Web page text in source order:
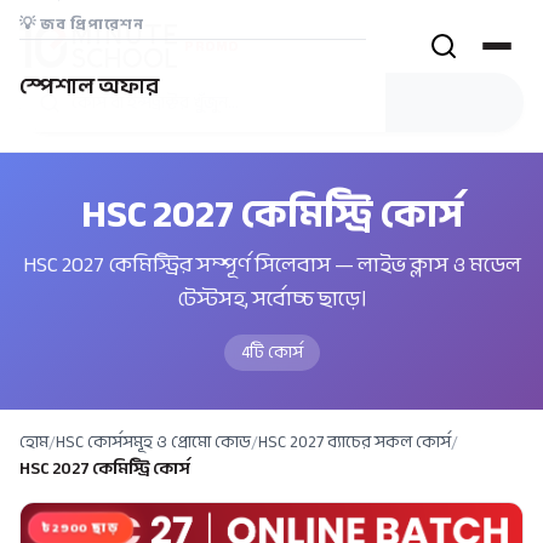
PROMO
💡জব প্রিপারেশন
স্পেশাল অফার
HSC 2027 কেমিস্ট্রি কোর্স
HSC 2027 কেমিস্ট্রির সম্পূর্ণ সিলেবাস — লাইভ ক্লাস ও মডেল
টেস্টসহ, সর্বোচ্চ ছাড়ে।
4টি কোর্স
হোম/HSC কোর্সসমূহ ও প্রোমো কোড/HSC 2027 ব্যাচের সকল কোর্স/
HSC 2027 কেমিস্ট্রি কোর্স
৳2900 ছাড়